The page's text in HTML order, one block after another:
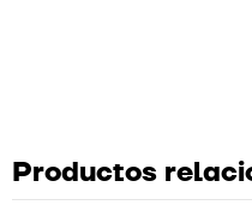
Productos